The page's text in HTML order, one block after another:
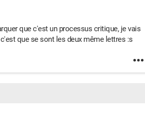
que c'est un processus critique, je vais
que se sont les deux même lettres :s